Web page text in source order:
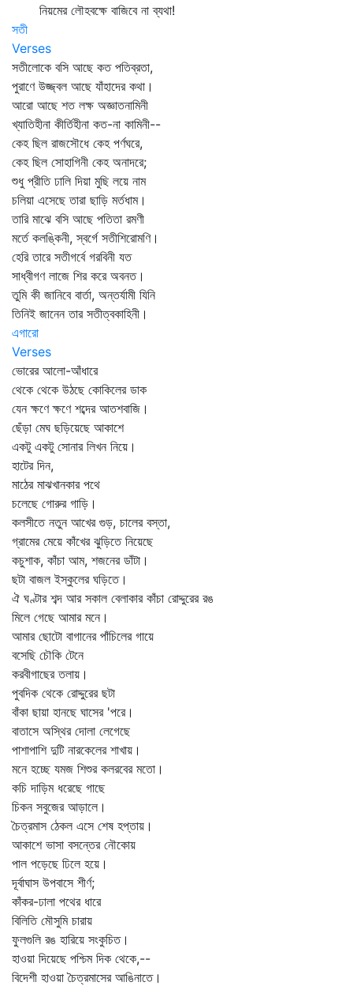
নিয়মের লৌহবক্ষে বাজিবে না ব্যথা!
সতী
Verses
সতীলোকে বসি আছে কত পতিব্রতা,
পুরাণে উজ্জ্বল আছে যাঁহাদের কথা।
আরো আছে শত লক্ষ অজ্ঞাতনামিনী
খ্যাতিহীনা কীর্তিহীনা কত-না কামিনী--
কেহ ছিল রাজসৌধে কেহ পর্ণঘরে,
কেহ ছিল সোহাগিনী কেহ অনাদরে;
শুধু প্রীতি ঢালি দিয়া মুছি লয়ে নাম
চলিয়া এসেছে তারা ছাড়ি মর্তধাম।
তারি মাঝে বসি আছে পতিতা রমণী
মর্তে কলঙ্কিনী, স্বর্গে সতীশিরোমণি।
হেরি তারে সতীগর্বে গরবিনী যত
সাধ্বীগণ লাজে শির করে অবনত।
তুমি কী জানিবে বার্তা, অন্তর্যামী যিনি
তিনিই জানেন তার সতীত্বকাহিনী।
এগারো
Verses
ভোরের আলো-আঁধারে
থেকে থেকে উঠছে কোকিলের ডাক
যেন ক্ষণে ক্ষণে শব্দের আতশবাজি।
ছেঁড়া মেঘ ছড়িয়েছে আকাশে
একটু একটু সোনার লিখন নিয়ে।
হাটের দিন,
মাঠের মাঝখানকার পথে
চলেছে গোরুর গাড়ি।
কলসীতে নতুন আখের গুড়, চালের বস্তা,
গ্রামের মেয়ে কাঁখের ঝুড়িতে নিয়েছে
কচুশাক, কাঁচা আম, শজনের ডাঁটা।
ছটা বাজল ইস্কুলের ঘড়িতে।
ঐ ঘণ্টার শব্দ আর সকাল বেলাকার কাঁচা রোদ্দুরের রঙ
মিলে গেছে আমার মনে।
আমার ছোটো বাগানের পাঁচিলের গায়ে
বসেছি চৌকি টেনে
করবীগাছের তলায়।
পুবদিক থেকে রোদ্দুরের ছটা
বাঁকা ছায়া হানছে ঘাসের 'পরে।
বাতাসে অস্থির দোলা লেগেছে
পাশাপাশি দুটি নারকেলের শাখায়।
মনে হচ্ছে যমজ শিশুর কলরবের মতো।
কচি দাড়িম ধরেছে গাছে
চিকন সবুজের আড়ালে।
চৈত্রমাস ঠেকল এসে শেষ হপ্তায়।
আকাশে ভাসা বসন্তের নৌকোয়
পাল পড়েছে ঢিলে হয়ে।
দূর্বাঘাস উপবাসে শীর্ণ;
কাঁকর-ঢালা পথের ধারে
বিলিতি মৌসুমি চারায়
ফুলগুলি রঙ হারিয়ে সংকুচিত।
হাওয়া দিয়েছে পশ্চিম দিক থেকে,--
বিদেশী হাওয়া চৈত্রমাসের আঙিনাতে।